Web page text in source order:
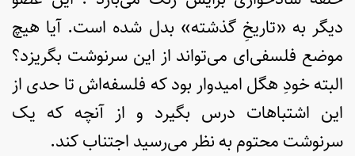
دیگر به «تاریخِ گذشته» بدل شده است. آیا هیچ
موضع فلسفی‌ای می‌تواند از این سرنوشت بگریزد؟
البته خودِ هگل امیدوار بود که فلسفه‌اش تا حدی از
این اشتباهات درس بگیرد و از آنچه که یک
سرنوشت محتوم به نظر می‌رسید اجتناب کند.